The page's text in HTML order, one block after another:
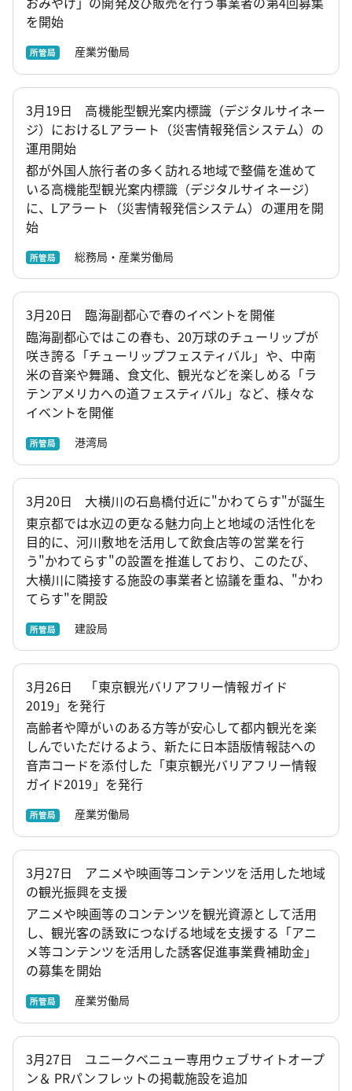
を開始
所管局 産業労働局
3月19日 高機能型観光案内標識（デジタルサイネー
ジ）におけるLアラート（災害情報発信システム）の
運用開始
都が外国人旅行者の多く訪れる地域で整備を進めて
いる高機能型観光案内標識（デジタルサイネージ）
に、Lアラート（災害情報発信システム）の運用を開
始
所管局 総務局・産業労働局
3月20日 臨海副都心で春のイベントを開催
臨海副都心ではこの春も、20万球のチューリップが
咲き誇る「チューリップフェスティバル」や、中南
米の音楽や舞踊、食文化、観光などを楽しめる「ラ
テンアメリカへの道フェスティバル」など、様々な
イベントを開催
所管局 港湾局
3月20日 大横川の石島橋付近に"かわてらす"が誕生
東京都では水辺の更なる魅力向上と地域の活性化を
目的に、河川敷地を活用して飲食店等の営業を行
う"かわてらす"の設置を推進しており、このたび、
大横川に隣接する施設の事業者と協議を重ね、"かわ
てらす"を開設
所管局 建設局
3月26日 「東京観光バリアフリー情報ガイド
2019」を発行
高齢者や障がいのある方等が安心して都内観光を楽
しんでいただけるよう、新たに日本語版情報誌への
音声コードを添付した「東京観光バリアフリー情報
ガイド2019」を発行
所管局 産業労働局
3月27日 アニメや映画等コンテンツを活用した地域
の観光振興を支援
アニメや映画等のコンテンツを観光資源として活用
し、観光客の誘致につなげる地域を支援する「アニ
メ等コンテンツを活用した誘客促進事業費補助金」
の募集を開始
所管局 産業労働局
3月27日 ユニークベニュー専用ウェブサイトオープ
ン＆ PRパンフレットの掲載施設を追加